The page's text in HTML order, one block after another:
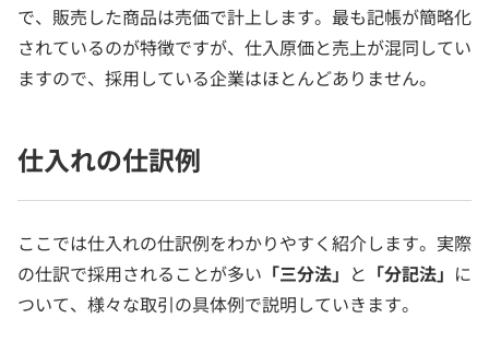
で、販売した商品は売価で計上します。最も記帳が簡略化
されているのが特徴ですが、仕入原価と売上が混同してい
ますので、採用している企業はほとんどありません。
仕入れの仕訳例
ここでは仕入れの仕訳例をわかりやすく紹介します。実際
の仕訳で採用されることが多い 「三分法」 と 「分記法」 に
ついて、様々な取引の具体例で説明していきます。